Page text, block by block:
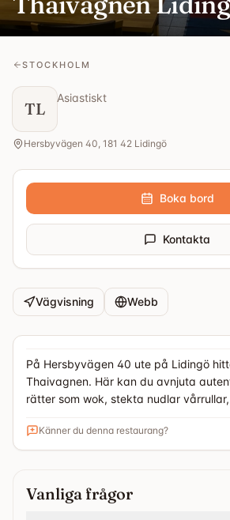
STOCKHOLM
TL
Asiastiskt
Hersbyvägen 40, 181 42 Lidingö
Boka bord
Kontakta
Vägvisning Webb
På Hersbyvägen 40 ute på Lidingö
Thaivagnen. Här kan du avnjuta
rätter som wok, stekta nudlar
Känner du denna restaurang?
Vanliga frågor